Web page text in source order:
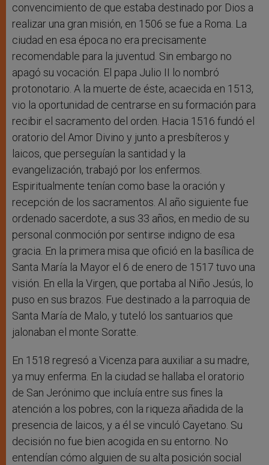
convencimiento de que estaba destinado por Dios a
realizar una gran misión, en 1506 se fue a Roma. La
ciudad en esa época no era precisamente
recomendable para la juventud. Sin embargo no
apagó su vocación. El papa Julio II lo nombró
protonotario. A la muerte de éste, acaecida en 1513,
vio la oportunidad de centrarse en su formación para
recibir el sacramento del orden. Hacia 1516 fundó el
oratorio del Amor Divino y junto a presbíteros y
laicos, que perseguían la santidad y la
evangelización, trabajó por los enfermos.
Espiritualmente tenían como base la oración y
recepción de los sacramentos. Al año siguiente fue
ordenado sacerdote, a sus 33 años, en medio de su
personal conmoción por sentirse indigno de esa
gracia. En la primera misa que ofició en la basílica de
Santa María la Mayor el 6 de enero de 1517 tuvo una
visión. En ella la Virgen, que portaba al Niño Jesús, lo
puso en sus brazos. Fue destinado a la parroquia de
Santa María de Malo, y tuteló los santuarios que
jalonaban el monte Soratte.
En 1518 regresó a Vicenza para auxiliar a su madre,
ya muy enferma. En la ciudad se hallaba el oratorio
de San Jerónimo que incluía entre sus fines la
atención a los pobres, con la riqueza añadida de la
presencia de laicos, y a él se vinculó Cayetano. Su
decisión no fue bien acogida en su entorno. No
entendían cómo alguien de su alta posición social